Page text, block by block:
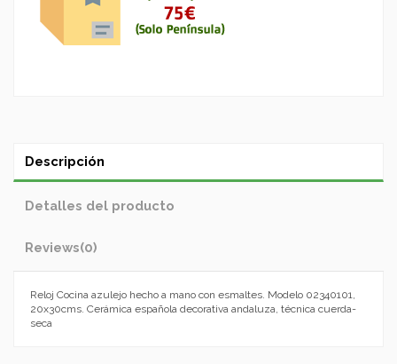
Descripción
Detalles del producto
Reviews(0)
Reloj Cocina azulejo hecho a mano con esmaltes. Modelo 02340101,
20x30cms. Cerámica española decorativa andaluza, técnica cuerda-
seca